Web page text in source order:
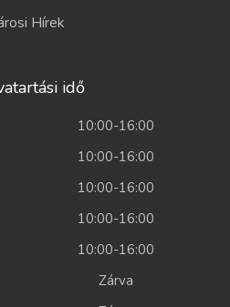
Hírek
idő
10:00-16:00
10:00-16:00
10:00-16:00
10:00-16:00
10:00-16:00
Zárva